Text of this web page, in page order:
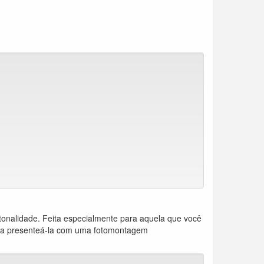
Feita especialmente para aquela que você
presenteá-la com uma fotomontagem